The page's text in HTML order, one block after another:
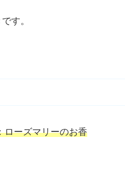
す。
ローズマリーのお香